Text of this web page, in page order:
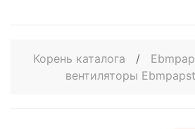
Корень каталога /
вентиляторы